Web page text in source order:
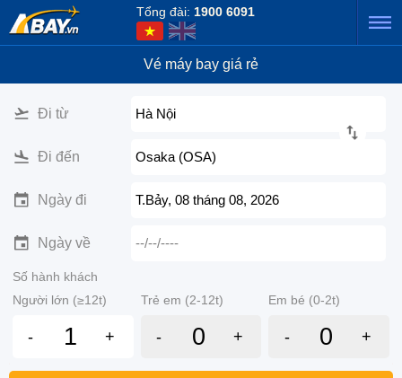
Tổng đài: 1900 6091
Vé máy bay giá rẻ
Đi từ Hà Nội
Đi đến Osaka (OSA)
Ngày đi T.Bảy, 08 tháng 08, 2026
Ngày về --/--/----
Số hành khách
Người lớn (≥12t)
Trẻ em (2-12t) Em bé (0-2t)
- + - + - +